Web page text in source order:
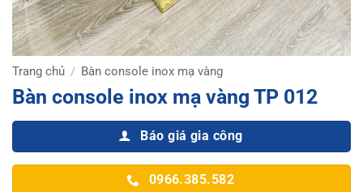
Trang chủ / Bàn console inox mạ vàng
Bàn console inox mạ vàng TP 012
Báo giá gia công
0966.385.582